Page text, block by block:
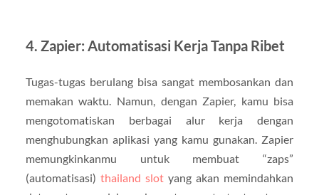
4. Zapier: Automatisasi Kerja Tanpa Ribet
Tugas-tugas berulang bisa sangat membosankan dan
memakan waktu. Namun, dengan Zapier, kamu bisa
mengotomatiskan berbagai alur kerja dengan
menghubungkan aplikasi yang kamu gunakan. Zapier
memungkinkanmu untuk membuat “zaps”
(automatisasi) thailand slotyang akan memindahkan